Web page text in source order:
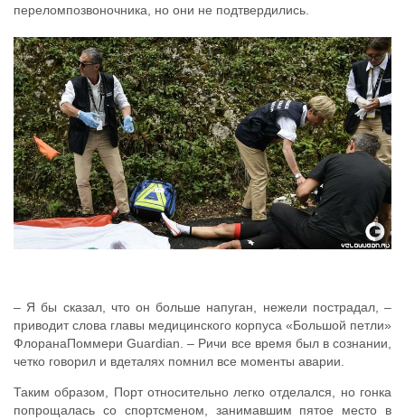
переломпозвоночника, но они не подтвердились.
– Я бы сказал, что он больше напуган, нежели пострадал, –
приводит слова главы медицинского корпуса «Большой петли»
ФлоранаПоммери Guardian. – Ричи все время был в сознании,
четко говорил и вдеталях помнил все моменты аварии.
Таким образом, Порт относительно легко отделался, но гонка
попрощалась со спортсменом, занимавшим пятое место в